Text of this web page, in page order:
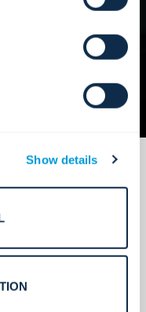
Show details
eficiencia.